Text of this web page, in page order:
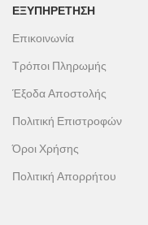
ΕΞΥΠΗΡΕΤΗΣΗ
Επικοινωνία
Τρόποι Πληρωμής
Έξοδα Αποστολής
Πολιτική Επιστροφών
Όροι Χρήσης
Πολιτική Απορρήτου